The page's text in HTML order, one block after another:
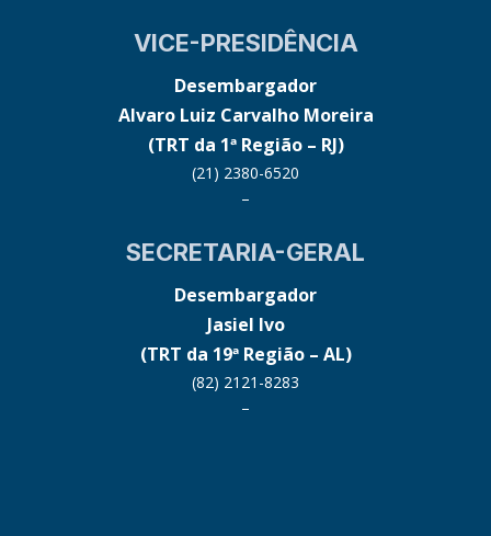
VICE-PRESIDÊNCIA
Desembargador
Alvaro Luiz Carvalho Moreira
(TRT da 1ª Região – RJ)
(21) 2380-6520
–
SECRETARIA-GERAL
Desembargador
Jasiel Ivo
(TRT da 19ª Região – AL)
(82) 2121-8283
–